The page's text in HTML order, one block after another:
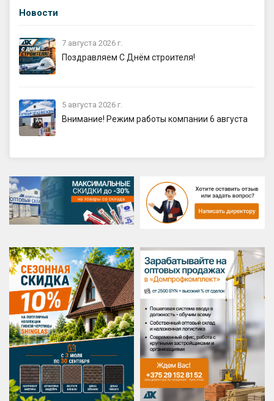
Новости
7 августа 2026 г.
Поздравляем С Днём строителя!
5 августа 2026 г.
Внимание! Режим работы компании 6 августа